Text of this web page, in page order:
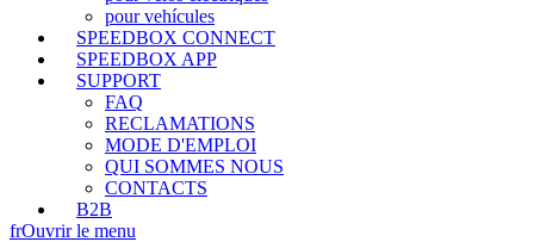
pour vehícules
SPEEDBOX CONNECT
SPEEDBOX APP
SUPPORT
FAQ
RECLAMATIONS
MODE D'EMPLOI
QUI SOMMES NOUS
CONTACTS
B2B
frOuvrir le menu